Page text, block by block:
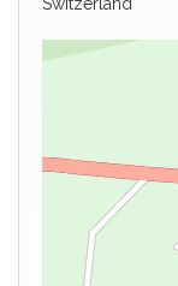
Switzerland